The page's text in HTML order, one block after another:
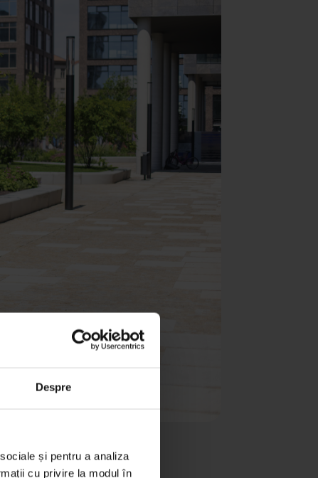
Despre
și pentru a analiza
cu privire la modul în